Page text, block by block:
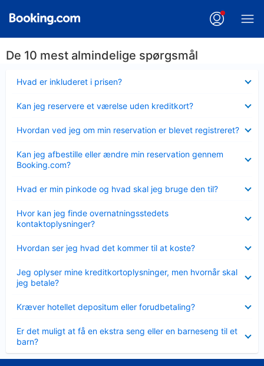
De 10 mest almindelige spørgsmål
Hvad er inkluderet i prisen?
Kan jeg reservere et værelse uden kreditkort?
Hvordan ved jeg om min reservation er blevet registreret?
Kan jeg afbestille eller ændre min reservation gennem
Booking.com?
Hvad er min pinkode og hvad skal jeg bruge den til?
Hvor kan jeg finde overnatningsstedets
kontaktoplysninger?
Hvordan ser jeg hvad det kommer til at koste?
Jeg oplyser mine kreditkortoplysninger, men hvornår skal
jeg betale?
Kræver hotellet depositum eller forudbetaling?
Er det muligt at få en ekstra seng eller en barneseng til et
barn?